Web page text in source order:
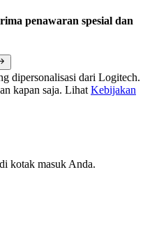
penawaran spesial dan
dipersonalisasi dari Logitech.
kapan saja. Lihat Kebijakan
kotak masuk Anda.